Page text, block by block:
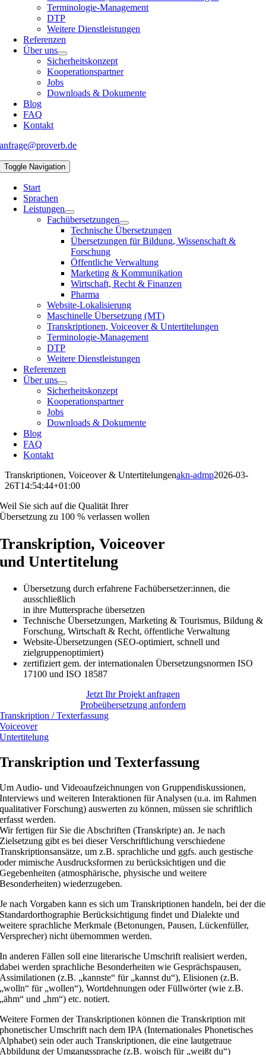
Terminologie-Management
DTP
Weitere Dienstleistungen
Referenzen
Über uns
Sicherheitskonzept
Kooperationspartner
Jobs
Downloads & Dokumente
Blog
FAQ
Kontakt
anfrage@proverb.de
Toggle Navigation
Start
Sprachen
Leistungen
Fachübersetzungen
Technische Übersetzungen
Übersetzungen für Bildung, Wissenschaft &
Forschung
Öffentliche Verwaltung
Marketing & Kommunikation
Wirtschaft, Recht & Finanzen
Pharma
Website-Lokalisierung
Maschinelle Übersetzung (MT)
Transkriptionen, Voiceover & Untertitelungen
Terminologie-Management
DTP
Weitere Dienstleistungen
Referenzen
Über uns
Sicherheitskonzept
Kooperationspartner
Jobs
Downloads & Dokumente
Blog
FAQ
Kontakt
Transkriptionen, Voiceover & Untertitelungenakn-admp2026-03-
26T14:54:44+01:00
Weil Sie sich auf die Qualität Ihrer
Übersetzung zu 100 % verlassen wollen
Transkription, Voiceover
und Untertitelung
Übersetzung durch erfahrene Fachübersetzer:innen, die
ausschließlich
in ihre Muttersprache übersetzen
Technische Übersetzungen, Marketing & Tourismus, Bildung &
Forschung, Wirtschaft & Recht, öffentliche Verwaltung
Website-Übersetzungen (SEO-optimiert, schnell und
zielgruppenoptimiert)
zertifiziert gem. der internationalen Übersetzungsnormen ISO
17100 und ISO 18587
Jetzt Ihr Projekt anfragen
Probeübersetzung anfordern
Transkription / Texterfassung
Voiceover
Untertitelung
Transkription und Texterfassung
Um Audio- und Videoaufzeichnungen von Gruppendiskussionen,
Interviews und weiteren Interaktionen für Analysen (u.a. im Rahmen
qualitativer Forschung) auswerten zu können, müssen sie schriftlich
erfasst werden.
Wir fertigen für Sie die Abschriften (Transkripte) an. Je nach
Zielsetzung gibt es bei dieser Verschriftlichung verschiedene
Transkriptionsansätze, um z.B. sprachliche und ggfs. auch gestische
oder mimische Ausdrucksformen zu berücksichtigen und die
Gegebenheiten (atmosphärische, physische und weitere
Besonderheiten) wiederzugeben.
Je nach Vorgaben kann es sich um Transkriptionen handeln, bei der die
Standardorthographie Berücksichtigung findet und Dialekte und
weitere sprachliche Merkmale (Betonungen, Pausen, Lückenfüller,
Versprecher) nicht übernommen werden.
In anderen Fällen soll eine literarische Umschrift realisiert werden,
dabei werden sprachliche Besonderheiten wie Gesprächspausen,
Assimilationen (z.B. „kannste“ für „kannst du“), Elisionen (z.B.
„wolln“ für „wollen“), Wortdehnungen oder Füllwörter (wie z.B.
„ähm“ und „hm“) etc. notiert.
Weitere Formen der Transkriptionen können die Transkription mit
phonetischer Umschrift nach dem IPA (Internationales Phonetisches
Alphabet) sein oder auch Transkriptionen, die eine lautgetraue
Abbildung der Umgangssprache (z.B. woisch für „weißt du“)